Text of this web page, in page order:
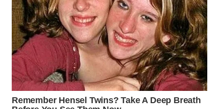
WN
LANGKAT
WN
TAPANULI
SELATAN
WN